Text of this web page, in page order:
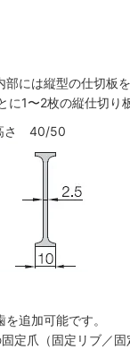
には縦型の仕切板
1〜2枚の縦仕切
さ 40/50
追加可能です。
定爪（固定リブ／